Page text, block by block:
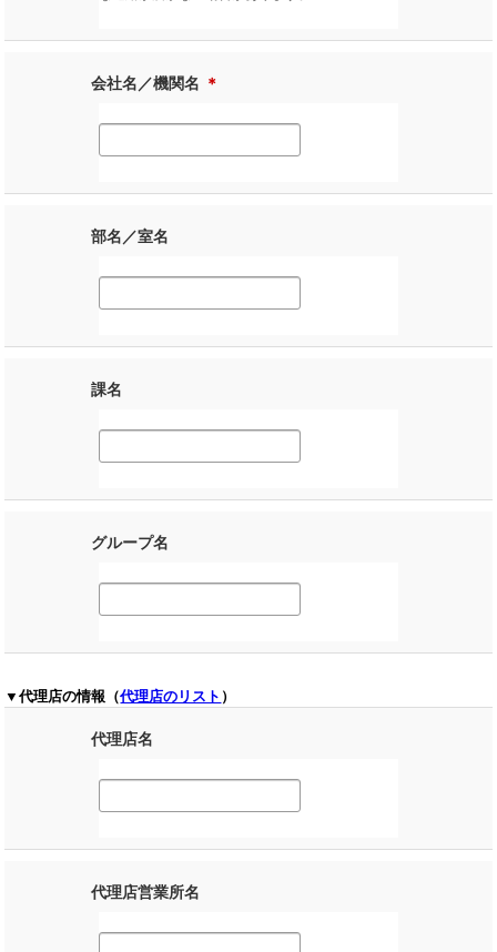
会社名／機関名 ＊
部名／室名
課名
グループ名
▼代理店の情報（代理店のリスト ）
代理店名
代理店営業所名